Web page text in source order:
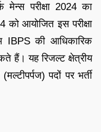
परीक्षा 2024 का
को आयोजित इस परीक्षा
IBPS की आधिकारिक
हैं। यह रिजल्ट क्षेत्रीय
पदों पर भर्ती